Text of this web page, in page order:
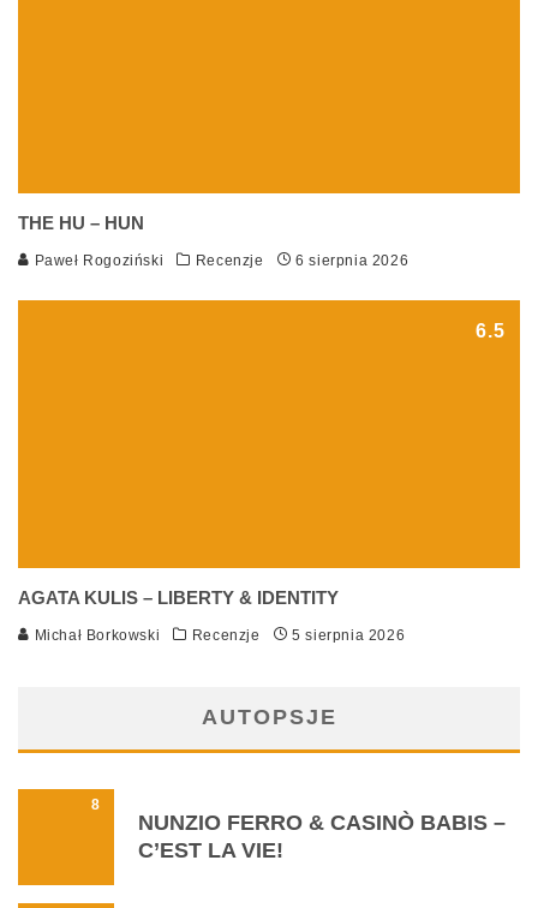
THE HU – HUN
Paweł Rogoziński Recenzje 6 sierpnia 2026
6.5
AGATA KULIS – LIBERTY & IDENTITY
Michał Borkowski Recenzje 5 sierpnia 2026
AUTOPSJE
8
NUNZIO FERRO & CASINÒ BABIS –
C’EST LA VIE!